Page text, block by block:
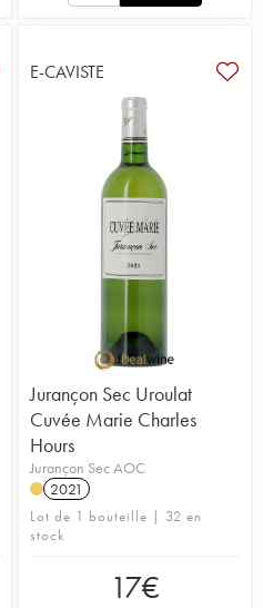
E-CAVISTE
Jurançon Sec Uroulat
Cuvée Marie Charles
Hours
Jurançon Sec AOC
2021
Lot de 1 bouteille | 32 en
stock
17€